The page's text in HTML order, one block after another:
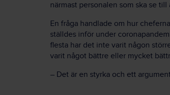
närmast personalen som ska se
En fråga handlade om hur
ställdes inför under
flesta har det inte varit någon
varit något bättre eller mycket
– Det är en styrka och ett